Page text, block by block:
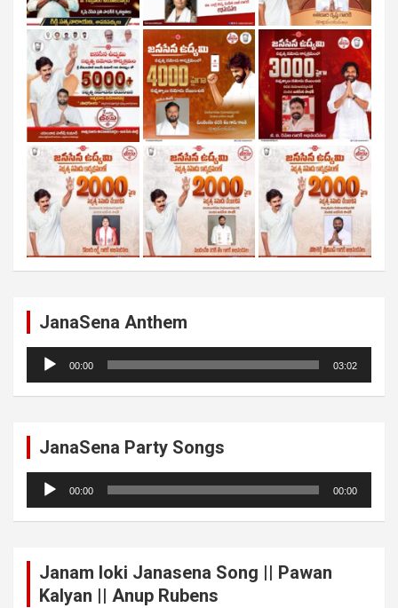
JanaSena Anthem
Audio
Player
00:00 03:02
JanaSena Party Songs
Audio
Player
00:00 00:00
Janam loki Janasena Song || Pawan
Kalyan || Anup Rubens